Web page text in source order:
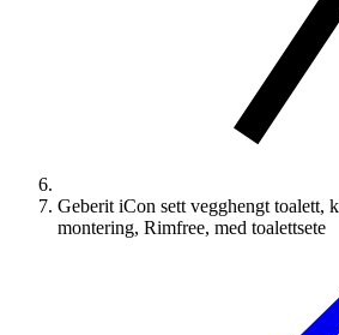
Geberit iCon sett vegghengt toalett,
montering, Rimfree, med toalettsete